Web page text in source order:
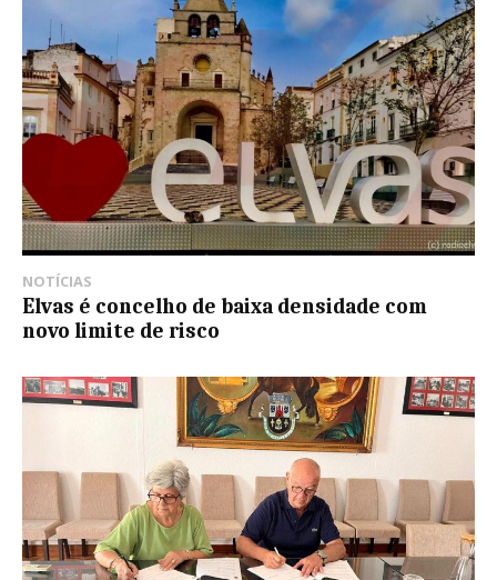
NOTÍCIAS
Elvas é concelho de baixa densidade com
novo limite de risco